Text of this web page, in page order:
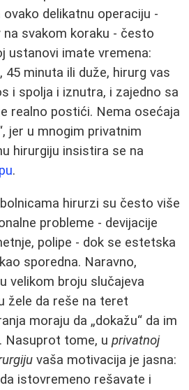
delikatnu operaciju -
svakom koraku - često
ustanovi imate vremena:
45 minuta ili duže, hirurg vas
i spolja i iznutra, i zajedno sa
realno postići. Nema osećaja
jer u mnogim privatnim
hirurgiju insistira se na
.
hirurzi su često više
probleme - devijacije
polipe - dok se estetska
sporedna. Naravno,
velikom broju slučajeva
žele da reše na teret
moraju da „dokažu“ da im
Nasuprot tome, u privatnoj
vaša motivacija je jasna:
istovremeno rešavate i